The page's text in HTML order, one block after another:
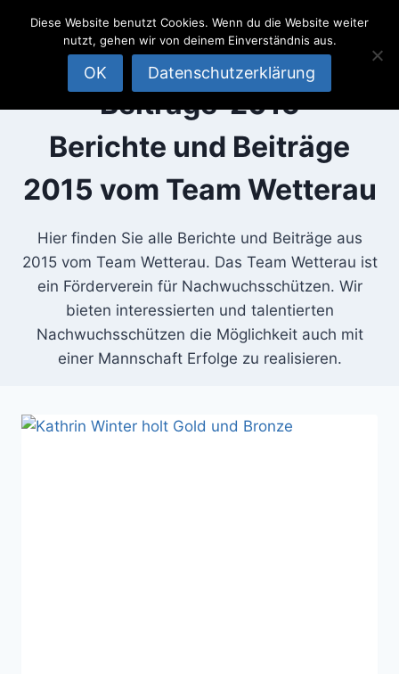
SportSchützen
Team
Wetterau
Beiträge-2015
Berichte und Beiträge
2015 vom Team Wetterau
Hier finden Sie alle Berichte und Beiträge aus
2015 vom Team Wetterau. Das Team Wetterau ist
ein Förderverein für Nachwuchsschützen. Wir
bieten interessierten und talentierten
Nachwuchsschützen die Möglichkeit auch mit
einer Mannschaft Erfolge zu realisieren.
Diese Website benutzt Cookies. Wenn du die Website weiter
nutzt, gehen wir von deinem Einverständnis aus.
OK Datenschutzerklärung